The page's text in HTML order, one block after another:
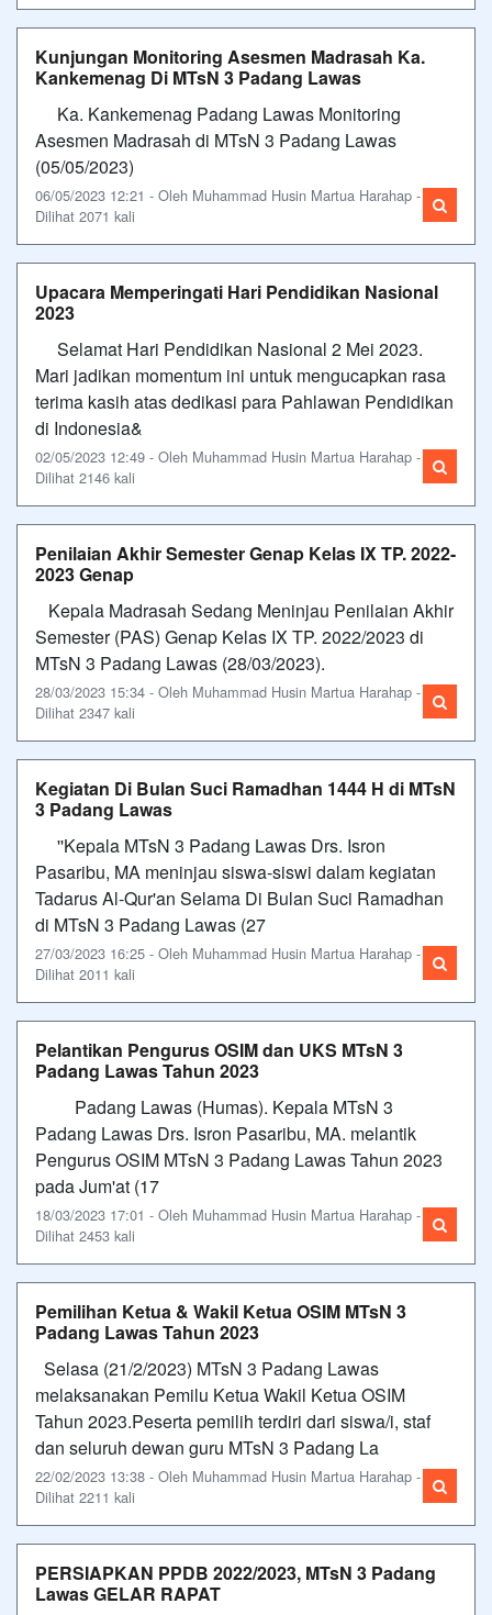
Kunjungan Monitoring Asesmen Madrasah Ka.
Kankemenag Di MTsN 3 Padang Lawas
Ka. Kankemenag Padang Lawas Monitoring
Asesmen Madrasah di MTsN 3 Padang Lawas
(05/05/2023)
06/05/2023 12:21 - Oleh Muhammad Husin Martua Harahap -
Dilihat 2071 kali
Upacara Memperingati Hari Pendidikan Nasional
2023
Selamat Hari Pendidikan Nasional 2 Mei 2023.
Mari jadikan momentum ini untuk mengucapkan rasa
terima kasih atas dedikasi para Pahlawan Pendidikan
di Indonesia&
02/05/2023 12:49 - Oleh Muhammad Husin Martua Harahap -
Dilihat 2146 kali
Penilaian Akhir Semester Genap Kelas IX TP. 2022-
2023 Genap
Kepala Madrasah Sedang Meninjau Penilaian Akhir
Semester (PAS) Genap Kelas IX TP. 2022/2023 di
MTsN 3 Padang Lawas (28/03/2023).
28/03/2023 15:34 - Oleh Muhammad Husin Martua Harahap -
Dilihat 2347 kali
Kegiatan Di Bulan Suci Ramadhan 1444 H di MTsN
3 Padang Lawas
''Kepala MTsN 3 Padang Lawas Drs. Isron
Pasaribu, MA meninjau siswa-siswi dalam kegiatan
Tadarus Al-Qur'an Selama Di Bulan Suci Ramadhan
di MTsN 3 Padang Lawas (27
27/03/2023 16:25 - Oleh Muhammad Husin Martua Harahap -
Dilihat 2011 kali
Pelantikan Pengurus OSIM dan UKS MTsN 3
Padang Lawas Tahun 2023
Padang Lawas (Humas). Kepala MTsN 3
Padang Lawas Drs. Isron Pasaribu, MA. melantik
Pengurus OSIM MTsN 3 Padang Lawas Tahun 2023
pada Jum'at (17
18/03/2023 17:01 - Oleh Muhammad Husin Martua Harahap -
Dilihat 2453 kali
Pemilihan Ketua & Wakil Ketua OSIM MTsN 3
Padang Lawas Tahun 2023
Selasa (21/2/2023) MTsN 3 Padang Lawas
melaksanakan Pemilu Ketua Wakil Ketua OSIM
Tahun 2023.Peserta pemilih terdiri dari siswa/i, staf
dan seluruh dewan guru MTsN 3 Padang La
22/02/2023 13:38 - Oleh Muhammad Husin Martua Harahap -
Dilihat 2211 kali
PERSIAPKAN PPDB 2022/2023, MTsN 3 Padang
Lawas GELAR RAPAT